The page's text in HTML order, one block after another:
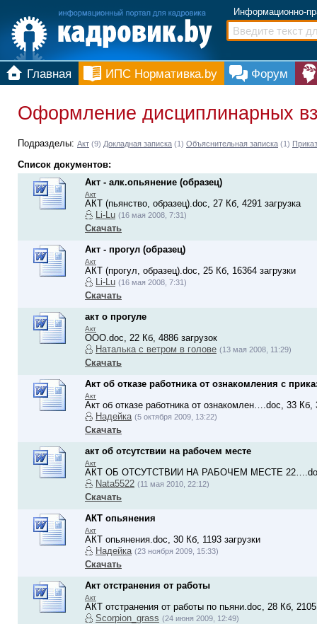
Информационно-
Главная ИПС Нормативка.by Форум
Оформление дисциплинарных
Подразделы: Акт (9) Докладная записка (1) Объяснительная записка (1)
Список документов:
Акт - алк.опьянение (образец)
Акт
АКТ (пьянство, образец).doc, 27 Кб, 4291 загрузка
Li-Lu (16 мая 2008, 7:31)
Скачать
Акт - прогул (образец)
Акт
АКТ (прогул, образец).doc, 25 Кб, 16364 загрузки
Li-Lu (16 мая 2008, 7:31)
Скачать
акт о прогуле
Акт
ООО.doc, 22 Кб, 4886 загрузок
Наталька с ветром в голове (13 мая 2008, 11:29)
Скачать
Акт об отказе работника от ознакомления с
Акт
Акт об отказе работника от ознакомлен….doc, 33 Кб,
Надейка (5 октября 2009, 13:22)
Скачать
акт об отсутствии на рабочем месте
Акт
АКТ ОБ ОТСУТСТВИИ НА РАБОЧЕМ МЕСТЕ 22….doc,
Nata5522 (11 мая 2010, 22:12)
Скачать
АКТ опьянения
Акт
АКТ опьянения.doc, 30 Кб, 1193 загрузки
Надейка (23 ноября 2009, 15:33)
Скачать
Акт отстранения от работы
Акт
АКТ отстранения от работы по пьяни.doc, 28 Кб, 2105
Scorpion_grass (24 июня 2009, 12:49)